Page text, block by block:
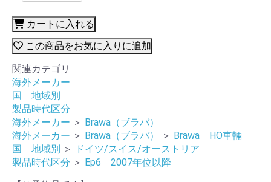
カートに入れる
この商品をお気に入りに追加
関連カテゴリ
海外メーカー
国 地域別
製品時代区分
海外メーカー ＞ Brawa（ブラバ）
海外メーカー ＞ Brawa（ブラバ） ＞ Brawa HO車輛
国 地域別 ＞
ドイツ/スイス/オーストリア
製品時代区分 ＞ Ep6 2007年位以降